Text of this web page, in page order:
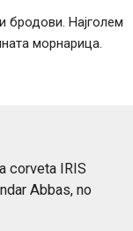
бродови. Најголем
морнарица.
corveta IRIS
Abbas, no